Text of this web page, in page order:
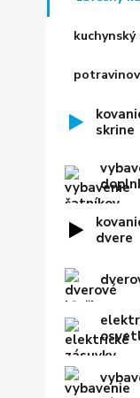
skrine
dvere